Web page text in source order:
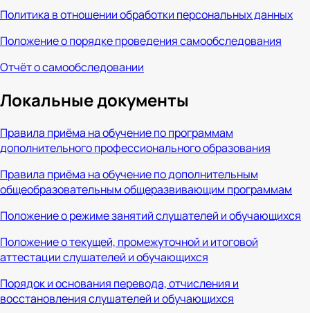
Политика в отношении обработки персональных данных
Положение о порядке проведения самообследования
Отчёт о самообследовании
Локальные документы
Правила приёма на обучение по программам
дополнительного профессионального образования
Правила приёма на обучение по дополнительным
общеобразовательным общеразвивающим программам
Положение о режиме занятий слушателей и обучающихся
Положение о текущей, промежуточной и итоговой
аттестации слушателей и обучающихся
Порядок и основания перевода, отчисления и
восстановления слушателей и обучающихся